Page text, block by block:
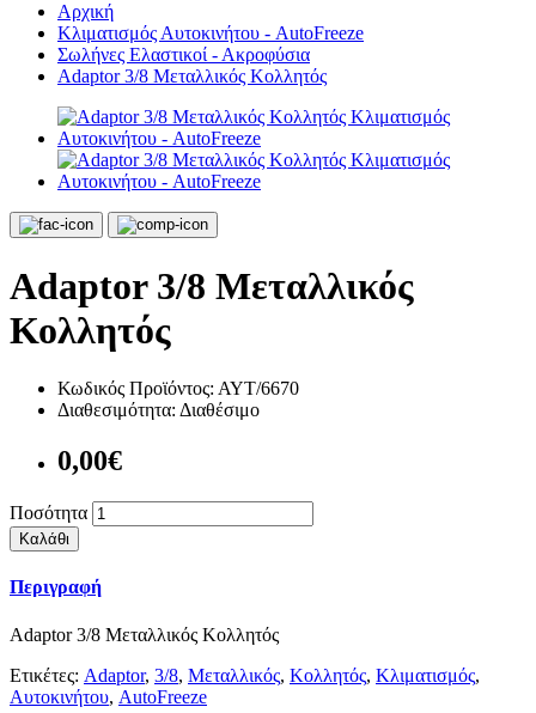
Αρχική
Κλιματισμός Αυτοκινήτου - AutoFreeze
Σωλήνες Ελαστικοί - Ακροφύσια
Adaptor 3/8 Μεταλλικός Κολλητός
Adaptor 3/8 Μεταλλικός
Κολλητός
Κωδικός Προϊόντος: ΑΥΤ/6670
Διαθεσιμότητα: Διαθέσιμο
0,00€
Ποσότητα
Καλάθι
Περιγραφή
Adaptor 3/8 Μεταλλικός Κολλητός
Ετικέτες: Adaptor, 3/8, Μεταλλικός, Κολλητός, Κλιματισμός,
Αυτοκινήτου, AutoFreeze